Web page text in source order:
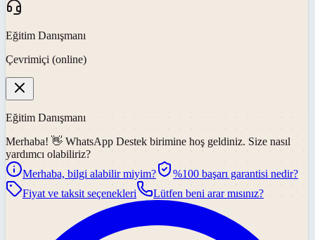
Eğitim Danışmanı
Çevrimiçi (online)
Eğitim Danışmanı
Merhaba! 👋 WhatsApp Destek birimine hoş geldiniz. Size nasıl
yardımcı olabiliriz?
Merhaba, bilgi alabilir miyim?
%100 başarı garantisi nedir?
Fiyat ve taksit seçenekleri
Lütfen beni arar mısınız?